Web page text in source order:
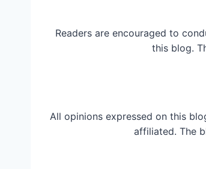
Readers are encouraged to
this blog.
All opinions expressed on this
affiliated. The